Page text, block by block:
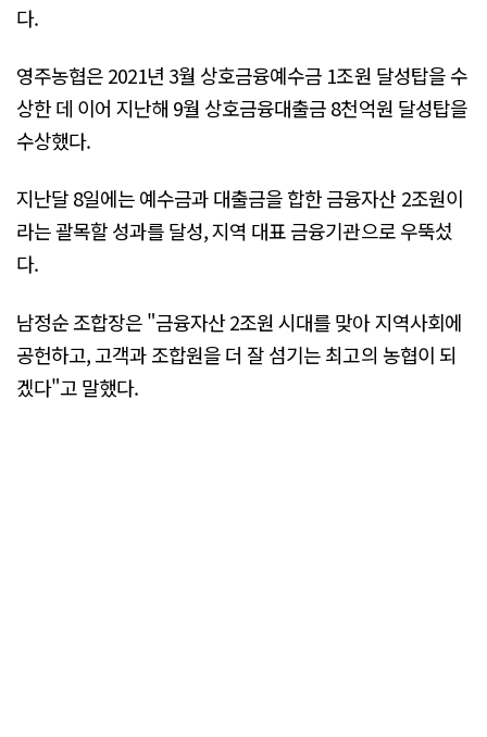
다.
영주농협은 2021년 3월 상호금융예수금 1조원 달성탑을 수
상한 데 이어 지난해 9월 상호금융대출금 8천억원 달성탑을
수상했다.
지난달 8일에는 예수금과 대출금을 합한 금융자산 2조원이
라는 괄목할 성과를 달성, 지역 대표 금융기관으로 우뚝섰
다.
남정순 조합장은 "금융자산 2조원 시대를 맞아 지역사회에
공헌하고, 고객과 조합원을 더 잘 섬기는 최고의 농협이 되
겠다"고 말했다.